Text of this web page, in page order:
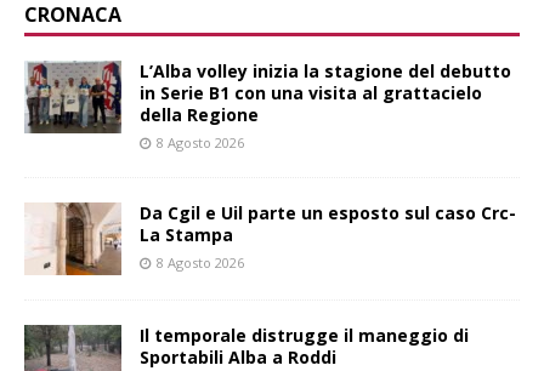
CRONACA
L’Alba volley inizia la stagione del debutto
in Serie B1 con una visita al grattacielo
della Regione
8 Agosto 2026
Da Cgil e Uil parte un esposto sul caso Crc-
La Stampa
8 Agosto 2026
Il temporale distrugge il maneggio di
Sportabili Alba a Roddi